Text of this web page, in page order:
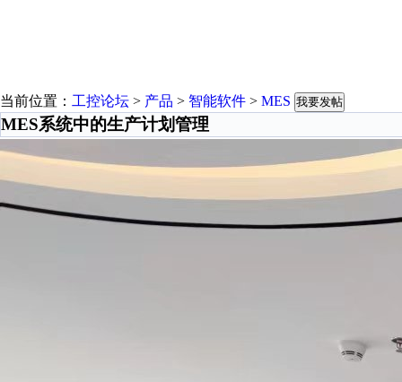
当前位置： 工控论坛 > 产品 > 智能软件 > MES 我要发帖
MES系统中的生产计划管理